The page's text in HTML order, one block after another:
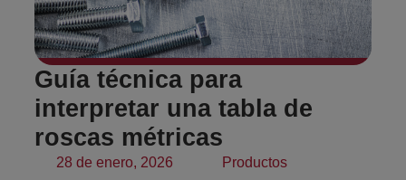
Guía técnica para
interpretar una tabla de
roscas métricas
28 de enero, 2026 Productos